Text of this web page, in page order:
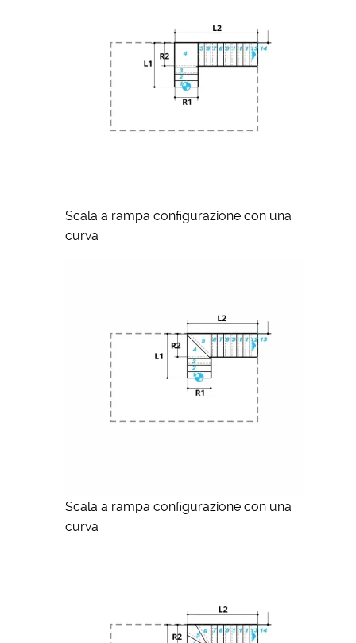
Scala a rampa configurazione con una
curva
Scala a rampa configurazione con una
curva